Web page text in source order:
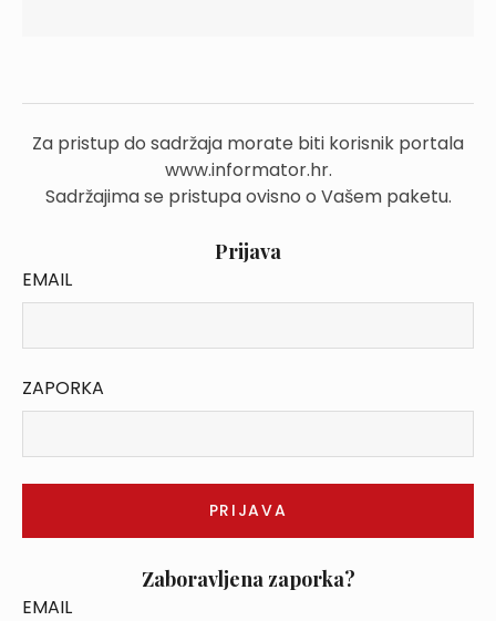
Za pristup do sadržaja morate biti korisnik portala
www.informator.hr.
Sadržajima se pristupa ovisno o Vašem paketu.
Prijava
EMAIL
ZAPORKA
Zaboravljena zaporka?
EMAIL